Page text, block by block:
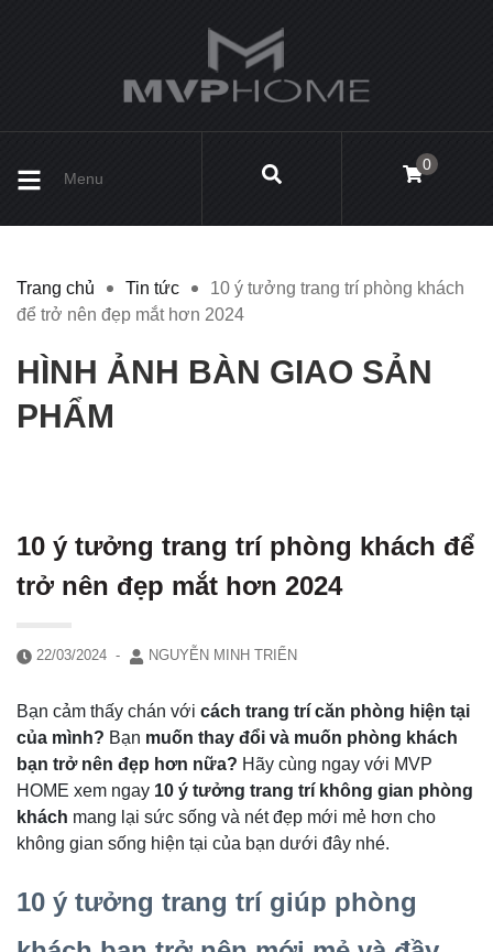
Menu
0
Trang chủ Tin tức
10 ý tưởng trang trí phòng khách
để trở nên đẹp mắt hơn 2024
HÌNH ẢNH BÀN GIAO SẢN
PHẨM
10 ý tưởng trang trí phòng khách để
trở nên đẹp mắt hơn 2024
22/03/2024 - NGUYỄN MINH TRIỂN
Bạn cảm thấy chán với cách trang trí căn phòng hiện tại
của mình? Bạn muốn thay đổi và muốn phòng khách
bạn trở nên đẹp hơn nữa? Hãy cùng ngay với MVP
HOME xem ngay 10 ý tưởng trang trí không gian phòng
khách mang lại sức sống và nét đẹp mới mẻ hơn cho
không gian sống hiện tại của bạn dưới đây nhé.
10 ý tưởng trang trí giúp phòng